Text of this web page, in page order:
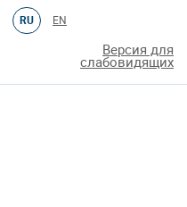
RU EN
Версия для
слабовидящих